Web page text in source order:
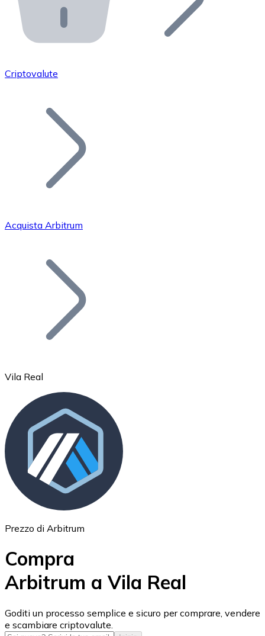
API Bitnovo
Integra la nostra API nel tuo ecosistema.
Unisciti alla nostra rete di rivenditori e
Aggiungi il token del tuo progetto al nostro servizio di
Bitcoin
Ethereum
ETH
USD Coin
USDC
Criptovalute
Acquista Arbitrum
Vila Real
Prezzo di Arbitrum
Compra
Arbitrum a Vila Real
Goditi un processo semplice e sicuro per comprare, vendere
e scambiare criptovalute.